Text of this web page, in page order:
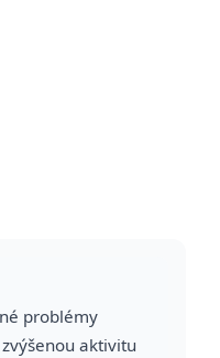
problémy
aktivitu